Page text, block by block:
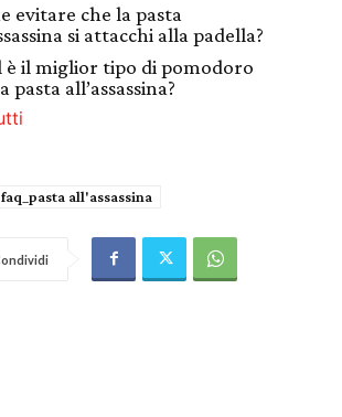
evitare che la pasta
si attacchi alla padella?
è il miglior tipo di pomodoro
pasta all’assassina?
faq_pasta all'assassina